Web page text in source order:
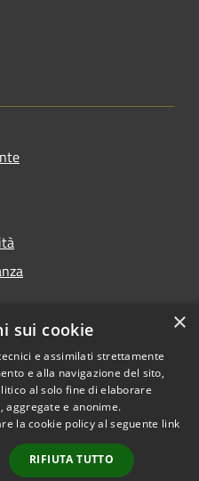
Copyright © 2026 • Comune di
Acate • Powered by
Municipium•Accesso
redazione
×
sui cookie
e assimilati strettamente
e alla navigazione del sito,
al solo fine di elaborare
aggregate e anonime.
la cookie policy al seguente link
RIFIUTA TUTTO